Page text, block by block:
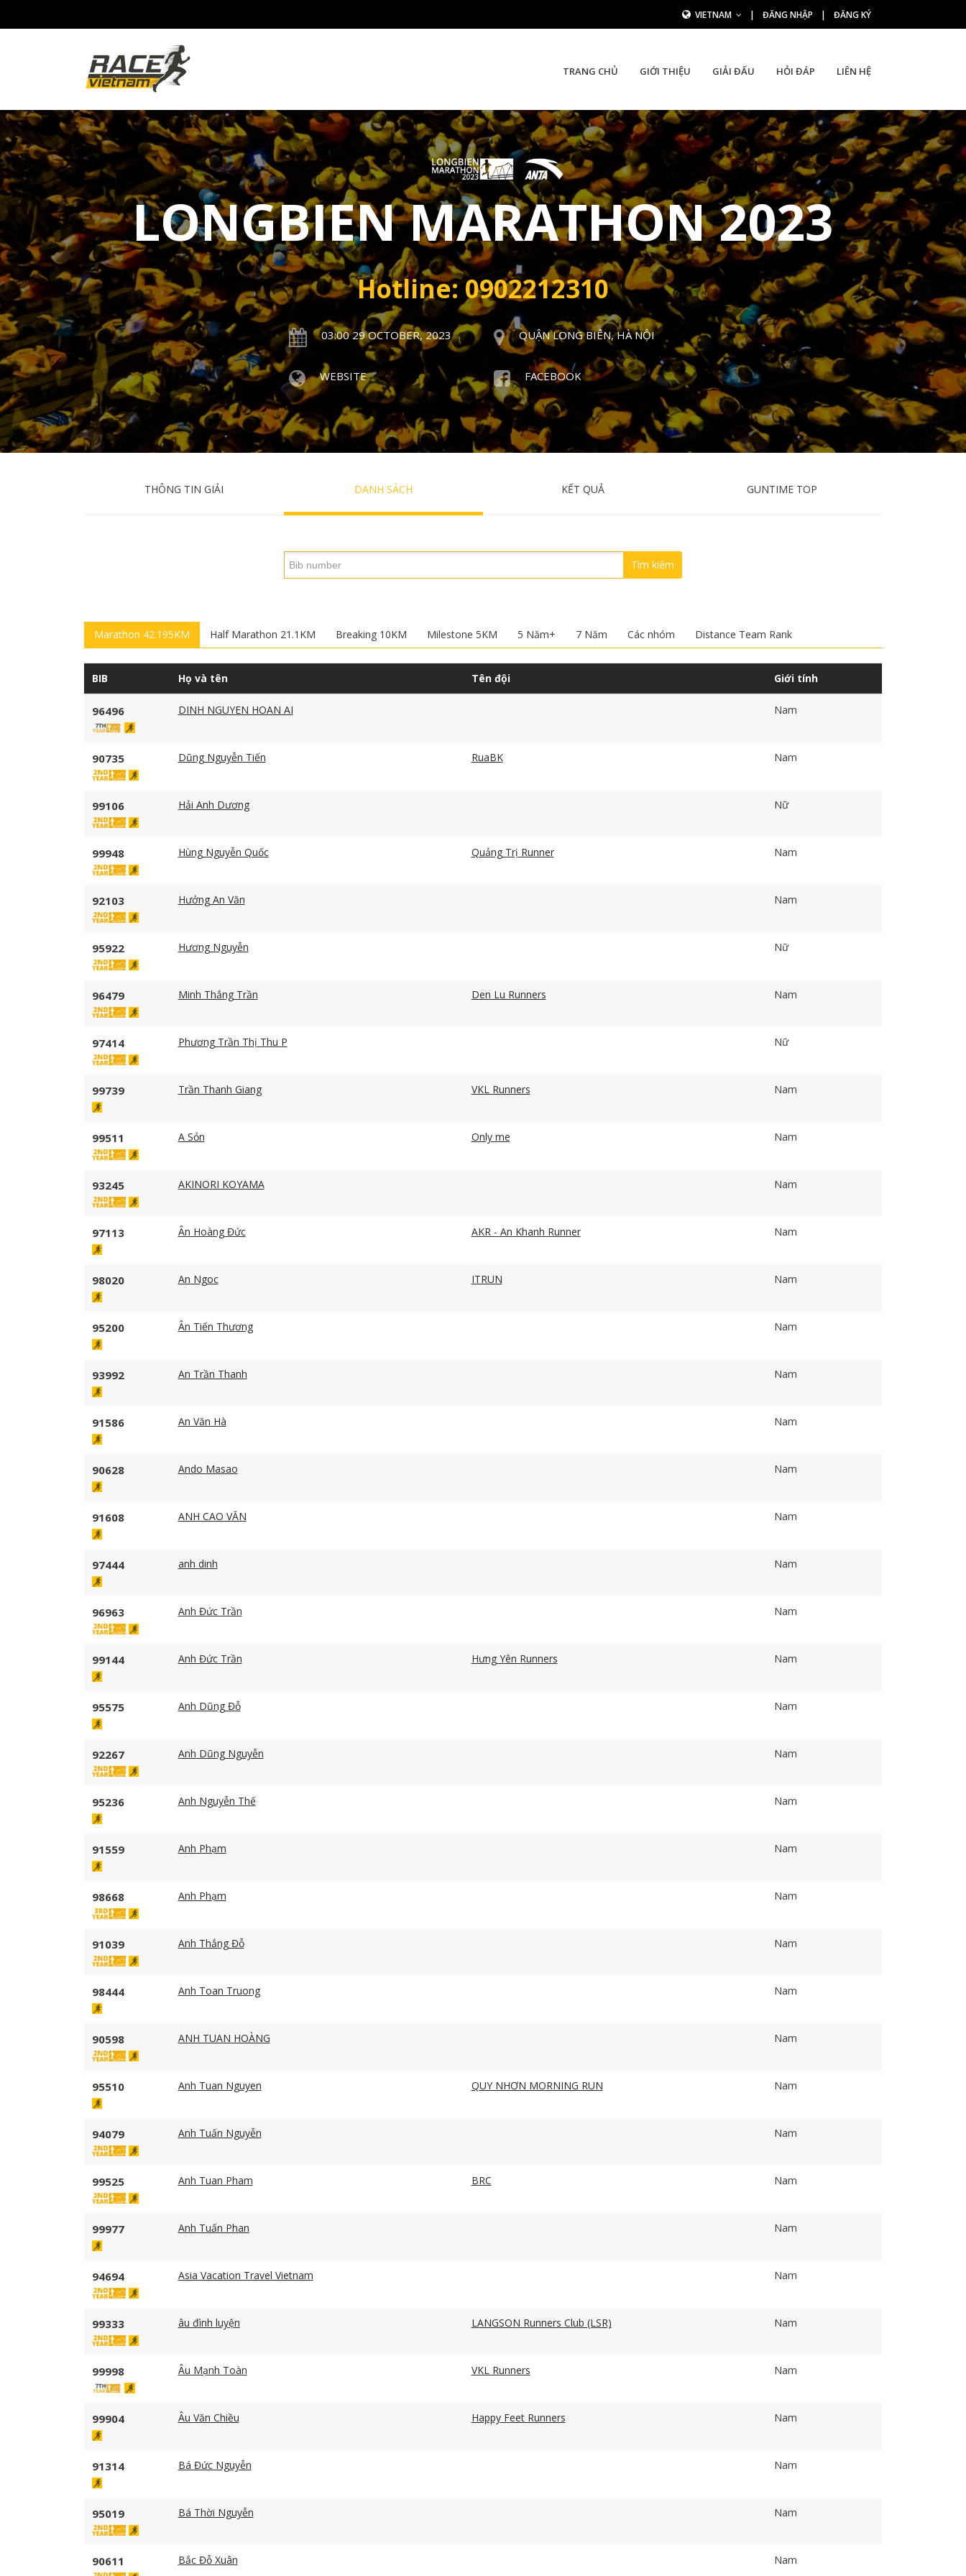
VIETNAM | ĐĂNG NHẬP | ĐĂNG KÝ
TRANG CHỦ GIỚI THIỆU GIẢI ĐẤU HỎI ĐÁP LIÊN HỆ
LONGBIEN MARATHON 2023
Hotline: 0902212310
03:00 29 OCTOBER, 2023 QUẬN LONG BIÊN, HÀ NỘI
WEBSITE FACEBOOK
THÔNG TIN GIẢI DANH SÁCH KẾT QUẢ GUNTIME TOP
Tìm kiếm
Marathon 42.195KM Half Marathon 21.1KM Breaking 10KM Milestone 5KM 5 Năm+ 7 Năm Các nhóm Distance Team Rank
BIB Họ và tên Tên đội Giới tính
96496 DINH NGUYEN HOAN AI Nam
90735 Dũng Nguyễn Tiến RuaBK Nam
99106 Hải Anh Dương Nữ
99948 Hùng Nguyễn Quốc Quảng Trị Runner Nam
92103 Hưởng An Văn Nam
95922 Hương Nguyễn Nữ
96479 Minh Thắng Trần Den Lu Runners Nam
97414 Phương Trần Thị Thu P Nữ
99739 Trần Thanh Giang VKL Runners Nam
99511 A Sỏn Only me Nam
93245 AKINORI KOYAMA Nam
97113 Ân Hoàng Đức AKR - An Khanh Runner Nam
98020 An Ngoc ITRUN Nam
95200 Ân Tiến Thương Nam
93992 An Trần Thanh Nam
91586 An Văn Hà Nam
90628 Ando Masao Nam
91608 ANH CAO VĂN Nam
97444 anh dinh Nam
96963 Anh Đức Trần Nam
99144 Anh Đức Trần Hưng Yên Runners Nam
95575 Anh Dũng Đỗ Nam
92267 Anh Dũng Nguyễn Nam
95236 Anh Nguyễn Thế Nam
91559 Anh Phạm Nam
98668 Anh Phạm Nam
91039 Anh Thắng Đỗ Nam
98444 Anh Toan Truong Nam
90598 ANH TUAN HOÀNG Nam
95510 Anh Tuan Nguyen QUY NHƠN MORNING RUN Nam
94079 Anh Tuấn Nguyễn Nam
99525 Anh Tuan Pham BRC Nam
99977 Anh Tuấn Phan Nam
94694 Asia Vacation Travel Vietnam Nam
99333 âu đình luyện LANGSON Runners Club (LSR) Nam
99998 Âu Mạnh Toàn VKL Runners Nam
99904 Âu Văn Chiều Happy Feet Runners Nam
91314 Bá Đức Nguyễn Nam
95019 Bá Thời Nguyễn Nam
90611 Bắc Đỗ Xuân Nam